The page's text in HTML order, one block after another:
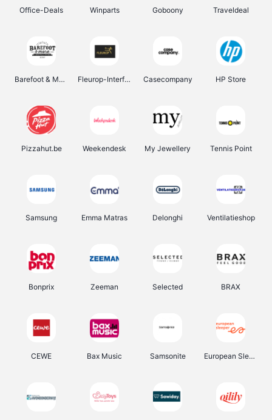
Office-Deals Winparts Goboony Traveldeal
Barefoot & More Fleurop-Interflora Casecompany HP Store
Pizzahut.be Weekendesk My Jewellery Tennis Point
Samsung Emma Matras Delonghi Ventilatieshop
Bonprix Zeeman Selected BRAX
CEWE Bax Music Samsonite European Sleeper